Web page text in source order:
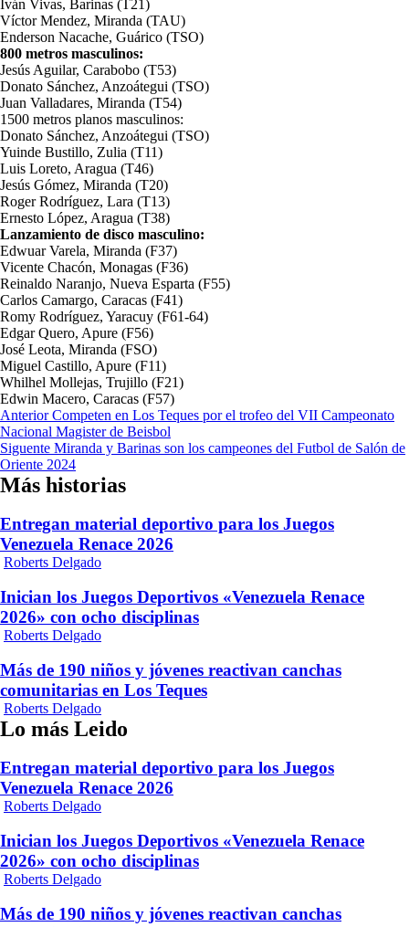
Iván Vivas, Barinas (T21)
Víctor Mendez, Miranda (TAU)
Enderson Nacache, Guárico (TSO)
800 metros masculinos:
Jesús Aguilar, Carabobo (T53)
Donato Sánchez, Anzoátegui (TSO)
Juan Valladares, Miranda (T54)
1500 metros planos masculinos:
Donato Sánchez, Anzoátegui (TSO)
Yuinde Bustillo, Zulia (T11)
Luis Loreto, Aragua (T46)
Jesús Gómez, Miranda (T20)
Roger Rodríguez, Lara (T13)
Ernesto López, Aragua (T38)
Lanzamiento de disco masculino:
Edwuar Varela, Miranda (F37)
Vicente Chacón, Monagas (F36)
Reinaldo Naranjo, Nueva Esparta (F55)
Carlos Camargo, Caracas (F41)
Romy Rodríguez, Yaracuy (F61-64)
Edgar Quero, Apure (F56)
José Leota, Miranda (FSO)
Miguel Castillo, Apure (F11)
Whilhel Mollejas, Trujillo (F21)
Edwin Macero, Caracas (F57)
Navegación
de
entradas
AnteriorCompeten en Los Teques por el trofeo del VII Campeonato
Nacional Magister de Beisbol
Siguente Miranda y Barinas son los campeones del Futbol de Salón de
Oriente 2024
Más historias
Entregan material deportivo para los Juegos
Venezuela Renace 2026
Roberts Delgado
Inician los Juegos Deportivos «Venezuela Renace
2026» con ocho disciplinas
Roberts Delgado
Más de 190 niños y jóvenes reactivan canchas
comunitarias en Los Teques
Roberts Delgado
Lo más Leido
Entregan material deportivo para los Juegos
Venezuela Renace 2026
Roberts Delgado
Inician los Juegos Deportivos «Venezuela Renace
2026» con ocho disciplinas
Roberts Delgado
Más de 190 niños y jóvenes reactivan canchas